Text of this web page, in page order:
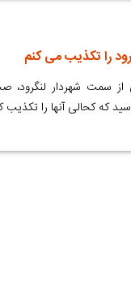
را تکذیب می کنم
سمت شهردار لنگرود،
که کحالی آنها را تکذیب